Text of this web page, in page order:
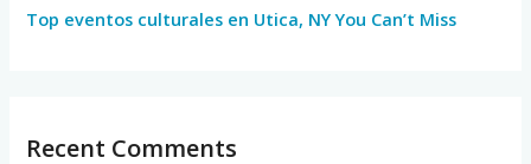
Top eventos culturales en Utica, NY You Can’t Miss
Recent Comments